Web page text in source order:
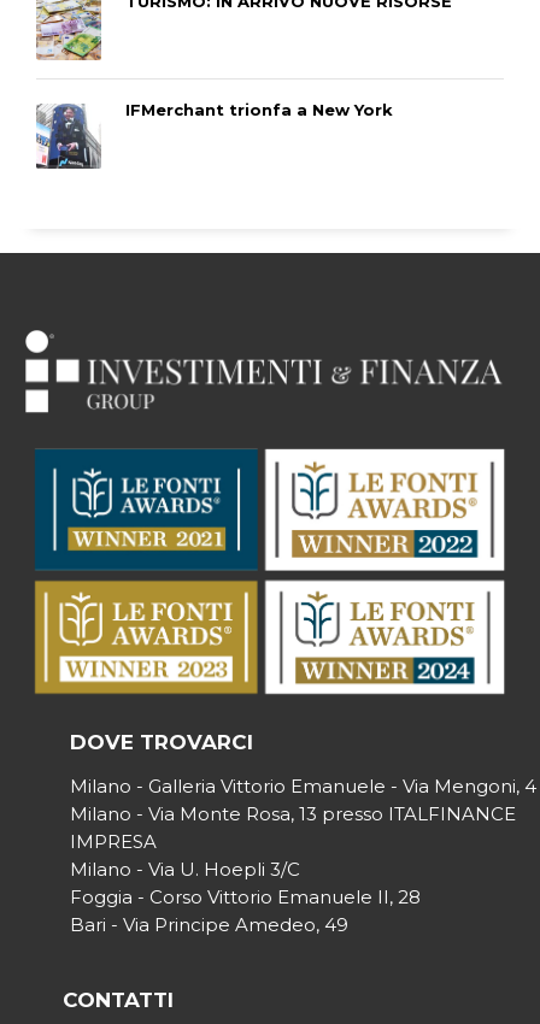
IFMerchant trionfa a New York
DOVE TROVARCI
Milano - Galleria Vittorio Emanuele - Via Mengoni, 4
Milano - Via Monte Rosa, 13 presso ITALFINANCE
IMPRESA
Milano - Via U. Hoepli 3/C
Foggia - Corso Vittorio Emanuele II, 28
Bari - Via Principe Amedeo, 49
CONTATTI